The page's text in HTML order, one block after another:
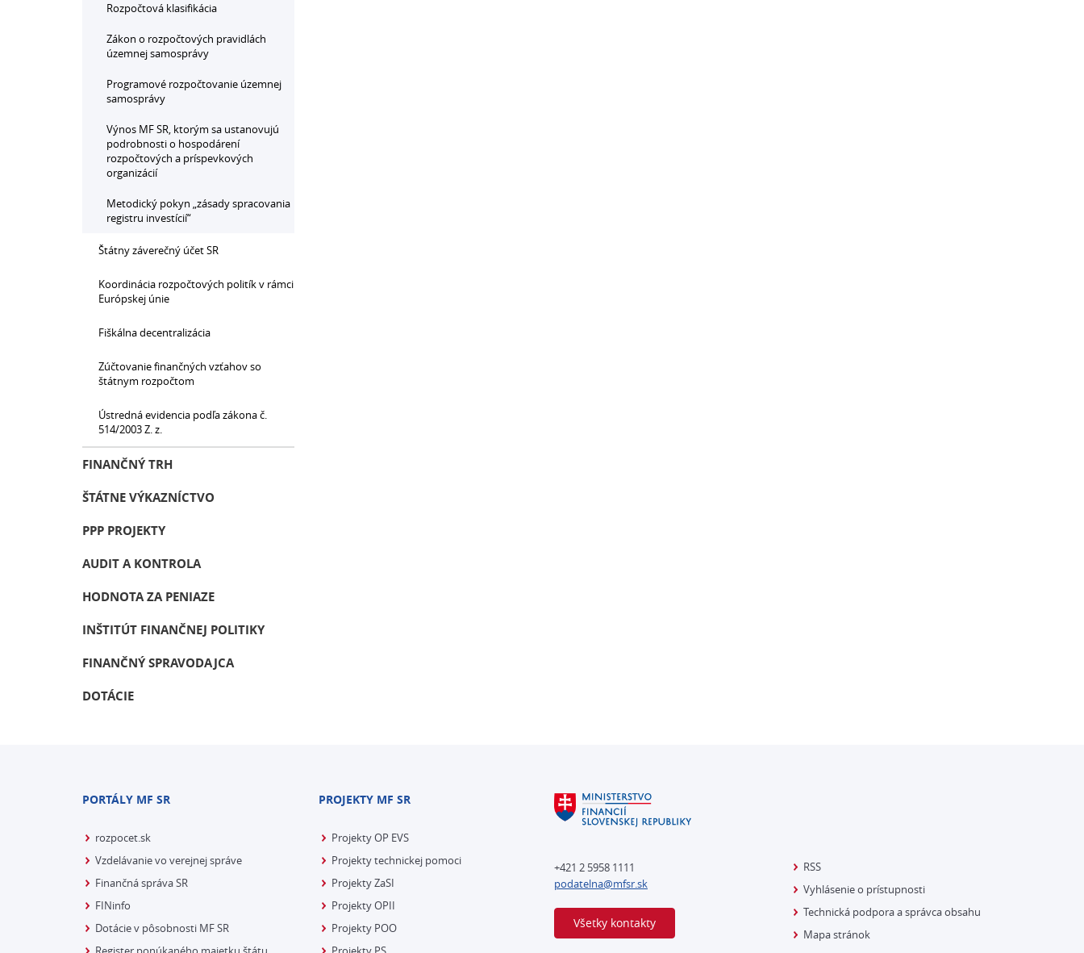
Rozpočtová klasifikácia
Zákon o rozpočtových pravidlách
územnej samosprávy
Programové rozpočtovanie územnej
samosprávy
Výnos MF SR, ktorým sa ustanovujú
podrobnosti o hospodárení
rozpočtových a príspevkových
organizácií
Metodický pokyn „zásady spracovania
registru investícií“
Štátny záverečný účet SR
Koordinácia rozpočtových politík v rámci
Európskej únie
Fiškálna decentralizácia
Zúčtovanie finančných vzťahov so
štátnym rozpočtom
Ústredná evidencia podľa zákona č.
514/2003 Z. z.
FINANČNÝ TRH
ŠTÁTNE VÝKAZNÍCTVO
PPP PROJEKTY
AUDIT A KONTROLA
HODNOTA ZA PENIAZE
INŠTITÚT FINANČNEJ POLITIKY
FINANČNÝ SPRAVODAJCA
DOTÁCIE
PORTÁLY MF SR
rozpocet.sk
Vzdelávanie vo verejnej správe
Finančná správa SR
FINinfo
Dotácie v pôsobnosti MF SR
PROJEKTY MF SR
Projekty OP EVS
Projekty technickej pomoci
Projekty ZaSI
Projekty OPII
Projekty POO
+421 2 5958 1111
podatelna@mfsr.sk
Všetky kontakty
RSS
Vyhlásenie o prístupnosti
Technická podpora a správca obsahu
Mapa stránok